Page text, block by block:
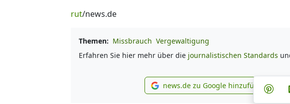
rut/news.de
Themen: Missbrauch Vergewaltigung
Erfahren Sie hier mehr über die journalistischen Standards
news.de zu Google
news.de zu Google hinzufügen